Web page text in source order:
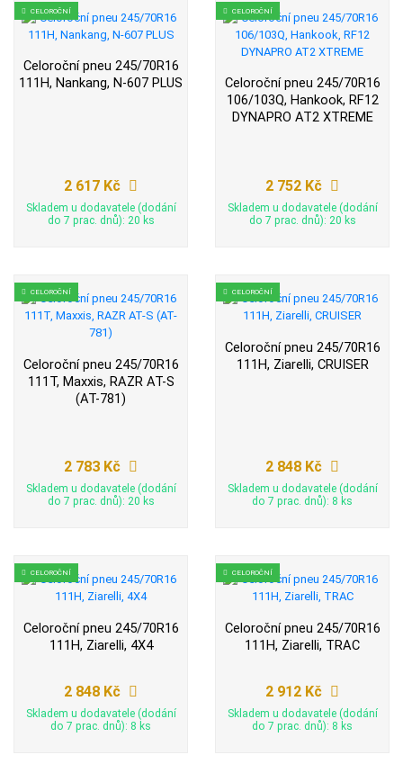
CELOROČNÍ
Celoroční pneu 245/70R16
111H, Nankang, N-607 PLUS
2 617 Kč
Skladem u dodavatele (dodání
do 7 prac. dnů): 20 ks
CELOROČNÍ
Celoroční pneu 245/70R16
106/103Q, Hankook, RF12
DYNAPRO AT2 XTREME
2 752 Kč
Skladem u dodavatele (dodání
do 7 prac. dnů): 20 ks
CELOROČNÍ
Celoroční pneu 245/70R16
111T, Maxxis, RAZR AT-S
(AT-781)
2 783 Kč
Skladem u dodavatele (dodání
do 7 prac. dnů): 20 ks
CELOROČNÍ
Celoroční pneu 245/70R16
111H, Ziarelli, CRUISER
2 848 Kč
Skladem u dodavatele (dodání
do 7 prac. dnů): 8 ks
CELOROČNÍ
Celoroční pneu 245/70R16
111H, Ziarelli, 4X4
2 848 Kč
Skladem u dodavatele (dodání
do 7 prac. dnů): 8 ks
CELOROČNÍ
Celoroční pneu 245/70R16
111H, Ziarelli, TRAC
2 912 Kč
Skladem u dodavatele (dodání
do 7 prac. dnů): 8 ks